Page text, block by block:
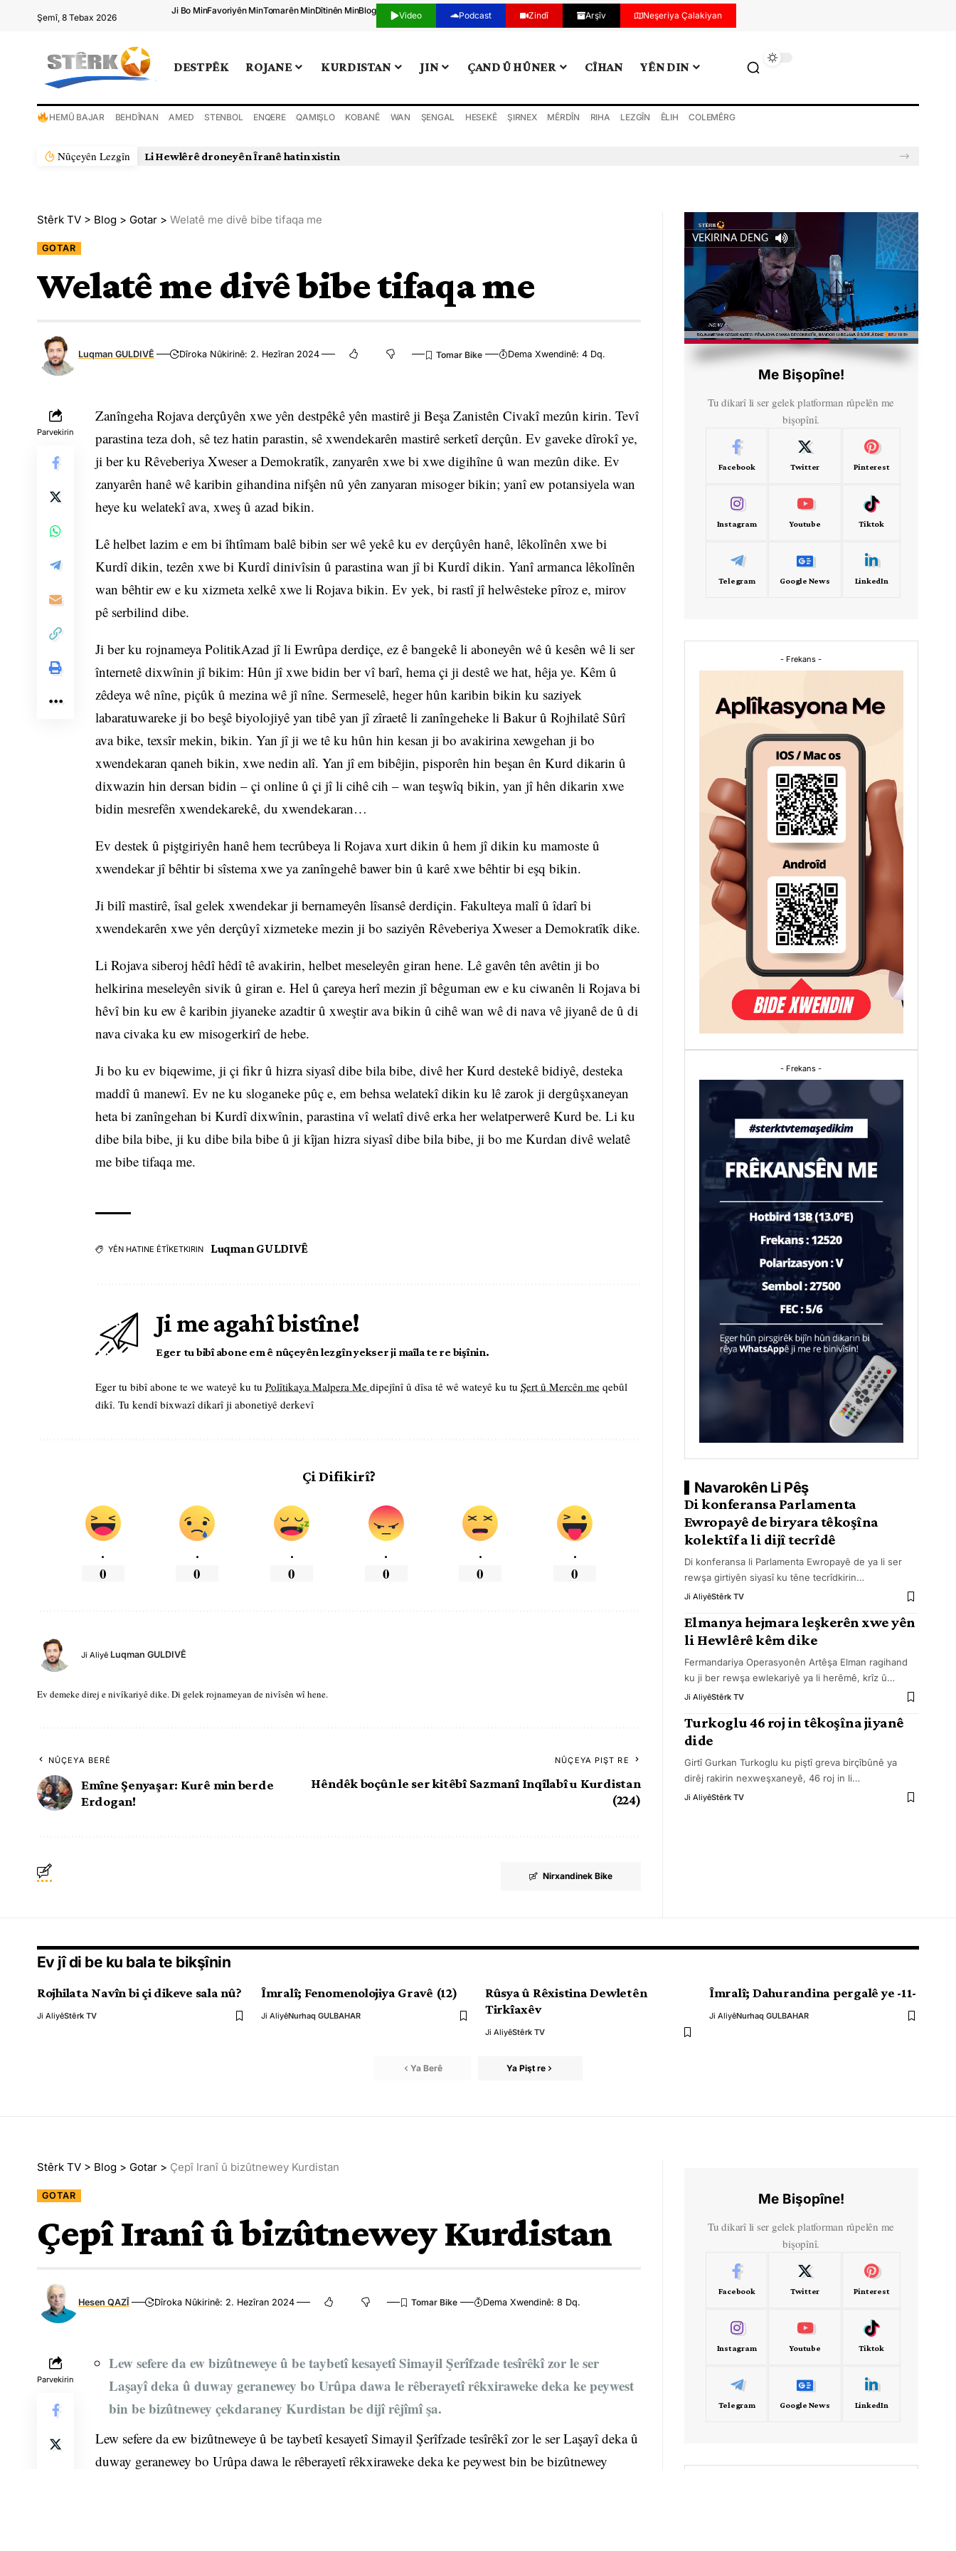
Şemî, 8 Tebax 2026
Ji Bo MinFavoriyên MinTomarên MinDîtinên MinBlog Video Podcast Zindî Arşîv Neşeriya Çalakiyan
DESTPÊK ROJANE KURDISTAN JIN ÇAND Û HÛNER CÎHAN YÊN DIN
HEMÛ BAJAR BEHDÎNAN AMED STENBOL ENQERE QAMIŞLO KOBANÊ WAN ŞENGAL HESEKÊ ŞIRNEX MÊRDÎN RIHA LEZGÎN ÊLIH COLEMÊRG
Nûçeyên Lezgîn Li Hewlêrê droneyên Îranê hatin xistin
Stêrk TV > Blog > Gotar > Welatê me divê bibe tifaqa me
GOTAR
Welatê me divê bibe tifaqa me
Luqman GULDIVÊ Dîroka Nûkirinê: 2. Hezîran 2024 Dema Xwendinê: 4 Dq.
Parvekirin
Zanîngeha Rojava derçûyên xwe yên destpêkê yên mastirê ji Beşa Zanistên Civakî mezûn kirin. Tevî
parastina teza doh, sê tez hatin parastin, sê xwendekarên mastirê serketî derçûn. Ev gaveke dîrokî ye,
ji ber ku Rêveberiya Xweser a Demokratîk, zanyarên xwe bi xwe digihîne û wan mezûn dike. Ev
zanyarên hanê wê karibin gihandina nifşên nû yên zanyaran misoger bikin; yanî ew potansiyela wan
heye ku welatekî ava, xweş û azad bikin.
Lê helbet lazim e em bi îhtîmam balê bibin ser wê yekê ku ev derçûyên hanê, lêkolînên xwe bi
Kurdî dikin, tezên xwe bi Kurdî dinivîsin û parastina wan jî bi Kurdî dikin. Yanî armanca lêkolînên
wan bêhtir ew e ku xizmeta xelkê xwe li Rojava bikin. Ev yek, bi rastî jî helwêsteke pîroz e, mirov
pê serbilind dibe.
Ji ber ku rojnameya PolitikAzad jî li Ewrûpa derdiçe, ez ê bangekê li aboneyên wê û kesên wê li ser
înternetê dixwînin jî bikim: Hûn jî xwe bidin ber vî barî, hema çi ji destê we hat, hêja ye. Kêm û
zêdeya wê nîne, piçûk û mezina wê jî nîne. Sermeselê, heger hûn karibin bikin ku saziyek
labaratuwareke ji bo beşê biyolojiyê yan tibê yan jî zîraetê li zanîngeheke li Bakur û Rojhilatê Sûrî
ava bike, texsîr mekin, bikin. Yan jî ji we tê ku hûn hin kesan ji bo avakirina xewgehan ji bo
xwendekaran qaneh bikin, xwe nedin alî. Yan jî em bibêjin, pisporên hin beşan ên Kurd dikarin û
dixwazin hin dersan bidin – çi online û çi jî li cihê cih – wan teşwîq bikin, yan jî hên dikarin xwe
bidin mesrefên xwendekarekê, du xwendekaran…
Ev destek û piştgiriyên hanê hem tecrûbeya li Rojava xurt dikin û hem jî dikin ku mamoste û
xwendekar jî bêhtir bi sîstema xwe ya zanîngehê bawer bin û karê xwe bêhtir bi eşq bikin.
Ji bilî mastirê, îsal gelek xwendekar ji bernameyên lîsansê derdiçin. Fakulteya malî û îdarî bi
xwendekarên xwe yên derçûyî xizmeteke mezin ji bo saziyên Rêveberiya Xweser a Demokratîk dike.
Li Rojava siberoj hêdî hêdî tê avakirin, helbet meseleyên giran hene. Lê gavên tên avêtin ji bo
helkirina meseleyên sivik û giran e. Hel û çareya herî mezin jî bêguman ew e ku ciwanên li Rojava bi
hêvî bin ku ew ê karibin jiyaneke azadtir û xweştir ava bikin û cihê wan wê di nava vê jiyanê de û di
nava civaka ku ew misogerkirî de hebe.
Ji bo ku ev biqewime, ji çi fikr û hizra siyasî dibe bila bibe, divê her Kurd destekê bidiyê, desteka
maddî û manewî. Ev ne ku sloganeke pûç e, em behsa welatekî dikin ku lê zarok ji dergûşxaneyan
heta bi zanîngehan bi Kurdî dixwînin, parastina vî welatî divê erka her welatperwerê Kurd be. Li ku
dibe bila bibe, ji ku dibe bila bibe û ji kîjan hizra siyasî dibe bila bibe, ji bo me Kurdan divê welatê
me bibe tifaqa me.
YÊN HATINE ÊTÎKETKIRIN Luqman GULDIVÊ
Ji me agahî bistîne!
Eger tu bibî abone em ê nûçeyên lezgîn yekser ji maîla te re bişînin.
Eger tu bibî abone te we wateyê ku tu Polîtikaya Malpera Me dipejînî û dîsa tê wê wateyê ku tu Şert û Mercên me qebûl
dikî. Tu kendî bixwazî dikarî ji abonetiyê derkevî
Çi Difikirî?
.
0
.
0
.
0
.
0
.
0
.
0
Ji Aliyê Luqman GULDIVÊ
Ev demeke direj e nivîkariyê dike. Di gelek rojnameyan de nivîsên wî hene.
NÛÇEYA BERÊ
Emîne Şenyaşar: Kurê min berde
Erdogan!
NÛÇEYA PIŞT RE
Hêndêk boçûn le ser kitêbî Sazmanî Inqîlabî u Kurdistan
(224)
Nirxandinek Bike
VEKIRINA DENG
Me Bişopîne!
Tu dikarî li ser gelek platforman rûpelên me
bişopînî.
Facebook Twitter Pinterest
Instagram Youtube Tiktok
Telegram Google News LinkedIn
- Frekans -
- Frekans -
Navarokên Li Pêş
Di konferansa Parlamenta
Ewropayê de biryara têkoşîna
kolektîf a li dijî tecrîdê
Di konferansa li Parlamenta Ewropayê de ya li ser
rewşa girtiyên siyasî ku têne tecrîdkirin…
Ji AliyêStêrk TV
Elmanya hejmara leşkerên xwe yên
li Hewlêrê kêm dike
Fermandariya Operasyonên Artêşa Elman ragihand
ku ji ber rewşa ewlekariyê ya li herêmê, krîz û…
Ji AliyêStêrk TV
Turkoglu 46 roj in têkoşîna jiyanê
dide
Girtî Gurkan Turkoglu ku piştî greva birçîbûnê ya
dirêj rakirin nexweşxaneyê, 46 roj in li…
Ji AliyêStêrk TV
Ev jî di be ku bala te bikşînin
Rojhilata Navîn bi çi dikeve sala nû?
Ji AliyêStêrk TV
Îmralî; Fenomenolojiya Gravê (12)
Ji AliyêNurhaq GULBAHAR
Rûsya û Rêxistina Dewletên
Tirkîaxêv
Ji AliyêStêrk TV
Îmralî; Dahurandina pergalê ye -11-
Ji AliyêNurhaq GULBAHAR
Ya Berê Ya Pişt re
Stêrk TV > Blog > Gotar > Çepî Iranî û bizûtnewey Kurdistan
GOTAR
Çepî Iranî û bizûtnewey Kurdistan
Hesen QAZÎ Dîroka Nûkirinê: 2. Hezîran 2024 Dema Xwendinê: 8 Dq.
Parvekirin
Lew sefere da ew bizûtneweye û be taybetî kesayetî Simayil Şerîfzade tesîrêkî zor le ser
Laşayî deka û duway geranewey bo Urûpa dawa le rêberayetî rêkxiraweke deka ke peywest
bin be bizûtnewey çekdaraney Kurdistan be dijî rêjîmî şa.
Lew sefere da ew bizûtneweye û be taybetî kesayetî Simayil Şerîfzade tesîrêkî zor le ser Laşayî deka û
duway geranewey bo Urûpa dawa le rêberayetî rêkxiraweke deka ke peywest bin be bizûtnewey
Me Bişopîne!
Tu dikarî li ser gelek platforman rûpelên me
bişopînî.
Facebook Twitter Pinterest
Instagram Youtube Tiktok
Telegram Google News LinkedIn